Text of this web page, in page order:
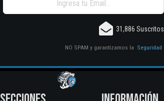
31,886 Suscritos
NO SPAM y garantizamos la Seguridad